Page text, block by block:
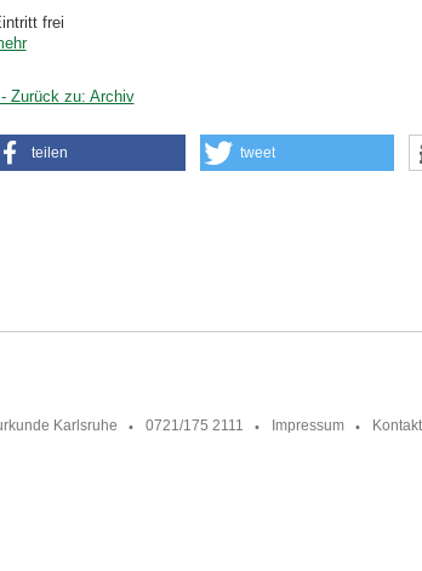
frei
Zurück zu: Archiv
teilen tweet
Karlsruhe 0721/175 2111 Impressum Kontakt